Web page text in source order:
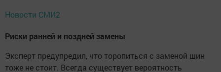
Новости СМИ2
Риски ранней и поздней замены
Эксперт предупредил, что торопиться с заменой шин
тоже не стоит. Всегда существует вероятность